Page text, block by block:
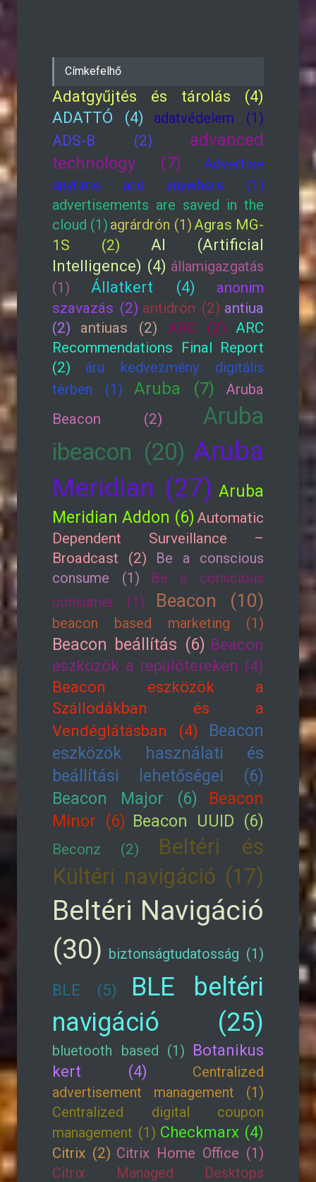
Címkefelhő
Adatgyűjtés és tárolás (4)
ADATTÓ (4)
adatvédelem (1)
ADS-B (2)
advanced
technology (7)
Advertise
anytime and anywhere (1)
advertisements are saved in the
cloud (1) agrárdrón (1)Agras MG-
1S (2)
AI (Artificial
Intelligence) (4) államigazgatás
(1)
Állatkert (4)
anonim
szavazás (2) antidrón (2) antiua
(2)
antiuas (2) ARC (2)
ARC
Recommendations Final Report
(2)
áru kedvezmény digitális
térben (1)
Aruba (7)
Aruba
Beacon (2)
Aruba
ibeacon (20) Aruba
Meridian (27) Aruba
Meridian Addon (6) Automatic
Dependent Surveillance –
Broadcast (2)
Be a conscious
consume (1)
Be a conscious
consumer (1)
Beacon (10)
beacon based marketing (1)
Beacon beállítás (6) Beacon
eszközök a repülőtereken (4)
Beacon eszközök a
Szállodákban és a
Vendéglátásban (4)
Beacon
eszközök használati és
beállítási lehetőségei (6)
Beacon Major (6)
Beacon
Minor (6) Beacon UUID (6)
Beconz (2)
Beltéri és
Kültéri navigáció (17)
Beltéri Navigáció
(30) biztonságtudatosság (1)
BLE (5)
BLE beltéri
navigáció (25)
bluetooth based (1) Botanikus
kert (4)
Centralized
advertisement management (1)
Centralized digital coupon
management (1) Checkmarx (4)
Citrix (2) Citrix Home Office (1)
Citrix Managed Desktops